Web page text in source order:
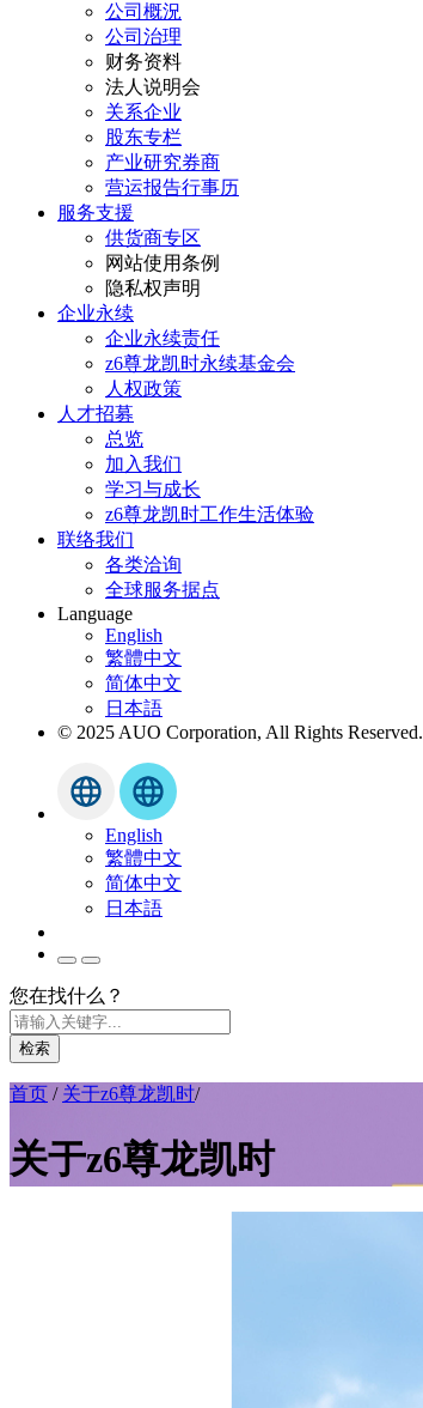
公司概況
公司治理
财务资料
法人说明会
关系企业
股东专栏
产业研究券商
营运报告行事历
服务支援
供货商专区
网站使用条例
隐私权声明
企业永续
企业永续责任
z6尊龙凯时永续基金会
人权政策
人才招募
总览
加入我们
学习与成长
z6尊龙凯时工作生活体验
联络我们
各类洽询
全球服务据点
Language
English
繁體中文
简体中文
日本語
© 2025 AUO Corporation, All Rights Reserved.
English
繁體中文
简体中文
日本語
您在找什么？
检索
首页 / 关于z6尊龙凯时/
关于z6尊龙凯时